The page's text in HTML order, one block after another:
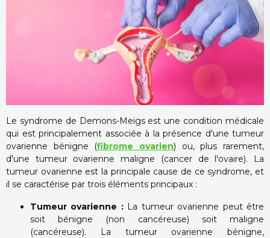
Le syndrome de Demons-Meigs est une condition médicale
qui est principalement associée à la présence d'une tumeur
ovarienne bénigne (fibrome ovarien) ou, plus rarement,
d'une tumeur ovarienne maligne (cancer de l'ovaire). La
tumeur ovarienne est la principale cause de ce syndrome, et
il se caractérise par trois éléments principaux :
Tumeur ovarienne :La tumeur ovarienne peut être
soit bénigne (non cancéreuse) soit maligne
(cancéreuse). La tumeur ovarienne bénigne,